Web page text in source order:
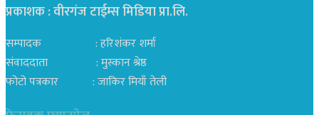
प्रकाशक : वीरगंज टाईम्स मिडिया प्रा‍.लि.
सम्पादक : हरिशंकर शर्मा
संवाददाता : मुस्कान श्रेष्ठ
फोटो पत्रकार : जाकिर मियाँ तेली